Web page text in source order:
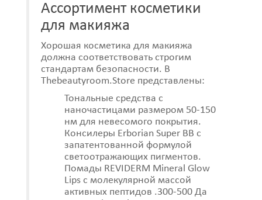
Ассортимент косметики
для макияжа
Хорошая косметика для макияжа
должна соответствовать строгим
стандартам безопасности. В
Thebeautyroom.Store представлены:
Тональные средства с
наночастицами размером 50-150
нм для невесомого покрытия.
Консилеры Erborian Super BB с
запатентованной формулой
светоотражающих пигментов.
Помады REVIDERM Mineral Glow
Lips с молекулярной массой
активных пептидов .300-500 Да